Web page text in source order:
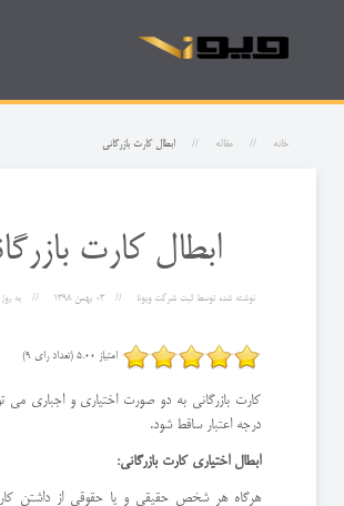
خانه مقاله ابطال کارت بازرگانی
ابطال کارت
نوشته شده توسطثبت شرکت ویونا 03 بهمن 1398 به
امتیاز 5.00 (تعداد رای 9)
کارت بازرگانی به دو صورت اختیاری و اجباری می
درجه اعتبار ساقط شود.
ابطال اختیاری کارت بازرگانی:
هرگاه هر شخص حقیقی و یا حقوقی از داشتن کارت